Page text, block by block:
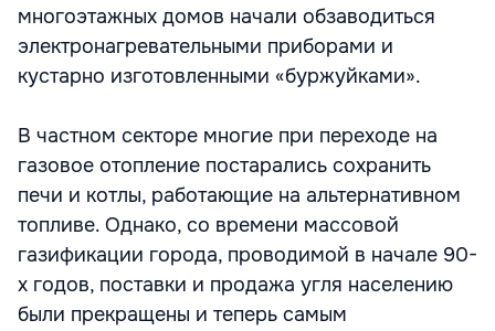
многоэтажных домов начали обзаводиться
электронагревательными приборами и
кустарно изготовленными «буржуйками».
В частном секторе многие при переходе на
газовое отопление постарались сохранить
печи и котлы, работающие на альтернативном
топливе. Однако, со времени массовой
газификации города, проводимой в начале 90-
х годов, поставки и продажа угля населению
были прекращены и теперь самым